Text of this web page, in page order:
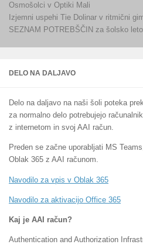
DELO NA DALJAVO
Delo na daljavo na naši šoli poteka
za normalno delo potrebujejo
z internetom in svoj AAI račun.
Preden se začne uporabljati MS
Oblak 365 z AAI računom.
Navodilo za vpis v Oblak 365
Navodilo za aktivacijo Office 365
Kaj je AAI račun?
Authentication and Authorization
Osmošolci v Optiki Mali
Izjemni uspehi Tie Dolinar v ritmični
SEZNAM POTREBŠČIN za šolsko